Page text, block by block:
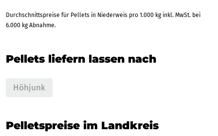
Durchschnittspreise für Pellets in Niederweis pro 1.000 kg inkl. MwSt. bei
6.000 kg Abnahme.
Pellets liefern lassen nach
Höhjunk
Pelletspreise im Landkreis